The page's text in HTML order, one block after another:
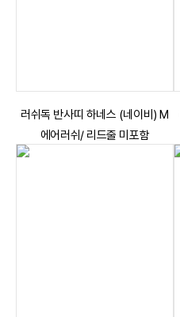
러쉬독 반사띠 하네스 (네이비) M
에어러쉬/ 리드줄 미포함